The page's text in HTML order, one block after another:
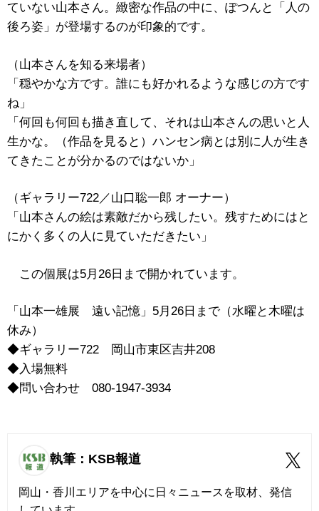
ていない山本さん。緻密な作品の中に、ぽつんと「人の
後ろ姿」が登場するのが印象的です。
（山本さんを知る来場者）
「穏やかな方です。誰にも好かれるような感じの方です
ね」
「何回も何回も描き直して、それは山本さんの思いと人
生かな。（作品を見ると）ハンセン病とは別に人が生き
てきたことが分かるのではないか」
（ギャラリー722／山口聡一郎 オーナー）
「山本さんの絵は素敵だから残したい。残すためにはと
にかく多くの人に見ていただきたい」
この個展は5月26日まで開かれています。
「山本一雄展 遠い記憶」5月26日まで（水曜と木曜は
休み）
◆ギャラリー722 岡山市東区吉井208
◆入場無料
◆問い合わせ 080-1947-3934
執筆：KSB報道
岡山・香川エリアを中心に日々ニュースを取材、発信